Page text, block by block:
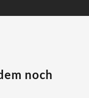
noch